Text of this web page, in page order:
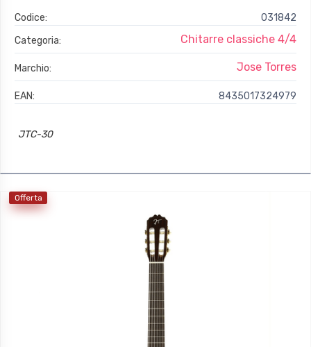
Codice:
031842
Categoria:
Chitarre classiche 4/4
Marchio: Jose Torres
EAN: 8435017324979
JTC-30
Offerta